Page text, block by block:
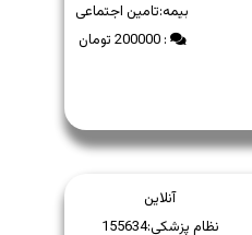
بیمه:تامین اجتماعی
: 200000 تومان
آنلاین
نظام پزشکی:155634